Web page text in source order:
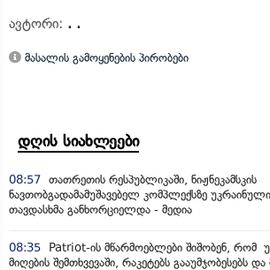
ავტორი: . .
მასალის გამოყენების პირობები
დღის სიახლეები
08:57 თათრეთის რესპუბლიკაში, ნიჟნეკამსკის
ნავთობგადამამუშავებელ კომპლექსზე
თავდასხმა განხორციელდა - მედია
08:35
Patriot-ის მწარმოებლები შიშობენ, რომ
მიღების შემთხვევაში, რაკეტებს გააუმჯობესებს